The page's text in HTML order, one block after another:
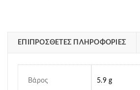
ΕΠΙΠΡΌΣΘΕΤΕΣ ΠΛΗΡΟΦΟΡΊΕΣ
Βάρος 5.9 g